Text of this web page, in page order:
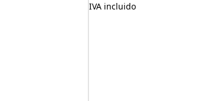
IVA incluido